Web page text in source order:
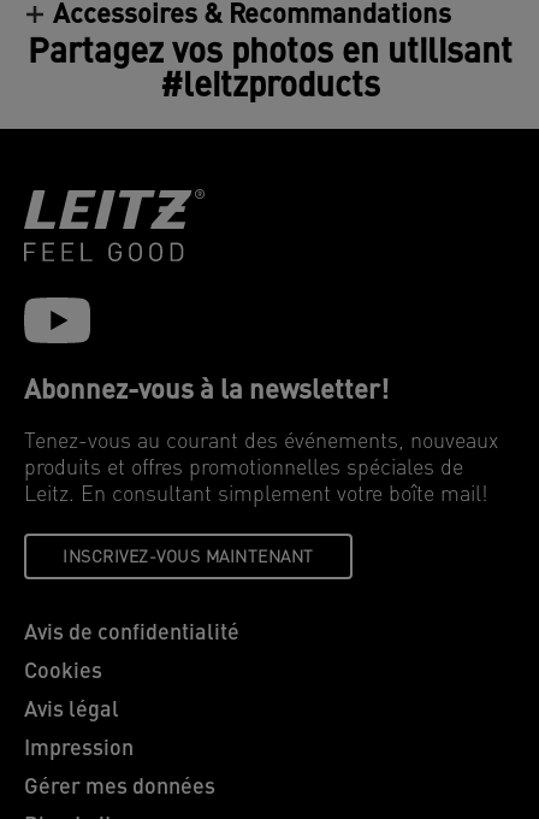
Accessoires & Recommandations
Partagez vos photos en utilisant
#leitzproducts
Abonnez-vous à la newsletter!
Tenez-vous au courant des événements, nouveaux
produits et offres promotionnelles spéciales de
Leitz. En consultant simplement votre boîte mail!
INSCRIVEZ-VOUS MAINTENANT
Avis de confidentialité
Cookies
Avis légal
Impression
Gérer mes données